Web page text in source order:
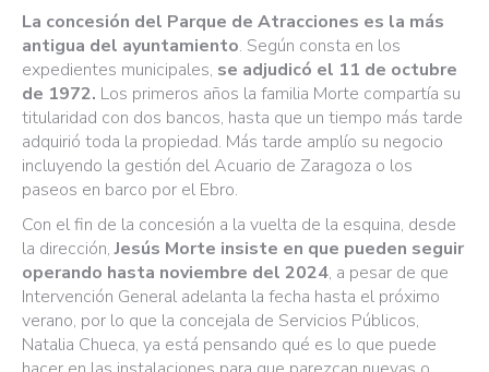
La concesión del Parque de Atracciones es la más
antigua del ayuntamiento. Según consta en los
expedientes municipales, se adjudicó el 11 de octubre
de 1972. Los primeros años la familia Morte compartía su
titularidad con dos bancos, hasta que un tiempo más tarde
adquirió toda la propiedad. Más tarde amplío su negocio
incluyendo la gestión del Acuario de Zaragoza o los
paseos en barco por el Ebro.
Con el fin de la concesión a la vuelta de la esquina, desde
la dirección,Jesús Morte insiste en que pueden seguir
operando hasta noviembre del 2024, a pesar de que
Intervención General adelanta la fecha hasta el próximo
verano, por lo que la concejala de Servicios Públicos,
Natalia Chueca, ya está pensando qué es lo que puede